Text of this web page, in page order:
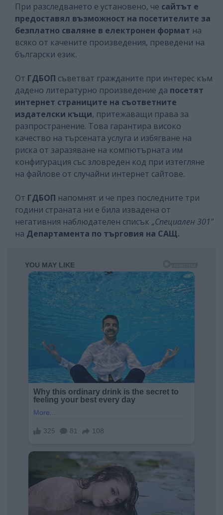
При разследването е установено, че сайтът е
предоставял възможност на посетителите за
безплатно сваляне в електронен формат на
всяко от качените произведения, преведени на
български език.
От ГДБОП съветват гражданите при интерес към
дадено литературно произведение да посетят
интернет страниците на съответните
издателски къщи, притежаващи права за
разпространение. Това гарантира високо
качество на търсената услуга и избягване на
риска от заразяване на компютърната им
конфигурация със зловреден код при изтегляне
на файлове от случайни интернет сайтове.
От ГДБОП напомнят и че през последните три
години страната ни е била извадена от
негативния наблюдателен списък „Специален 301"
на Департамента по търговия на САЩ.